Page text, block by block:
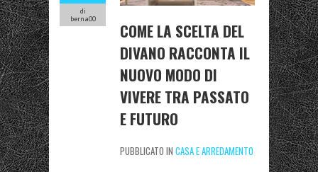
di
berna00
COME LA SCELTA DEL
DIVANO RACCONTA IL
NUOVO MODO DI
VIVERE TRA PASSATO
E FUTURO
PUBBLICATO IN CASA E ARREDAMENTO